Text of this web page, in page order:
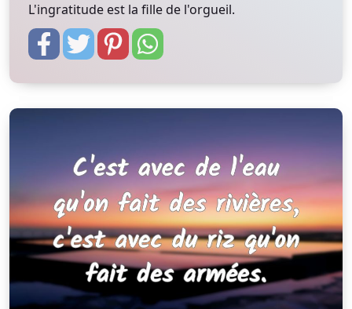
L'ingratitude est la fille de l'orgueil.